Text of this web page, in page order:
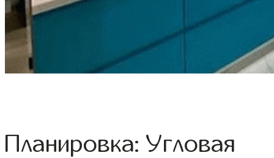
Планировка: Угловая